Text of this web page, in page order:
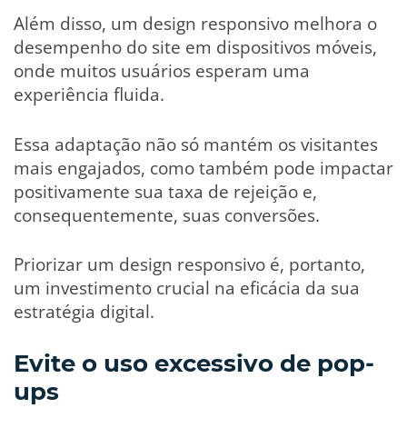
Além disso, um design responsivo melhora o
desempenho do site em dispositivos móveis,
onde muitos usuários esperam uma
experiência fluida.
Essa adaptação não só mantém os visitantes
mais engajados, como também pode impactar
positivamente sua taxa de rejeição e,
consequentemente, suas conversões.
Priorizar um design responsivo é, portanto,
um investimento crucial na eficácia da sua
estratégia digital.
Evite o uso excessivo de pop-
ups